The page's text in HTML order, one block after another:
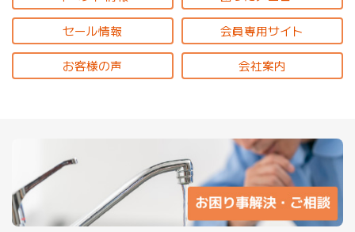
セール情報 会員専用サイト
お客様の声 会社案内